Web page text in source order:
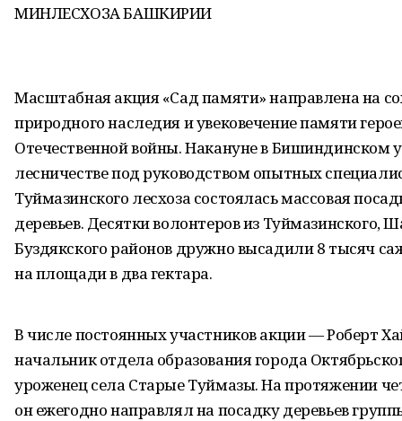
МИНЛЕСХОЗА БАШКИРИИ
Масштабная акция «Сад памяти» направлена на
природного наследия и увековечение памяти
Отечественной войны. Накануне в Бишиндинском
лесничестве под руководством опытных
Туймазинского лесхоза состоялась массовая
деревьев. Десятки волонтеров из Туймазинского,
Буздякского районов дружно высадили 8 тысяч
на площади в два гектара.
В числе постоянных участников акции — Роберт
начальник отдела образования города
уроженец села Старые Туймазы. На протяжении
он ежегодно направлял на посадку деревьев